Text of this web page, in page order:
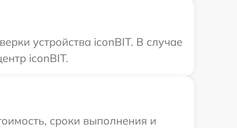
устройства iconBIT. В случае
iconBIT.
сроки выполнения и